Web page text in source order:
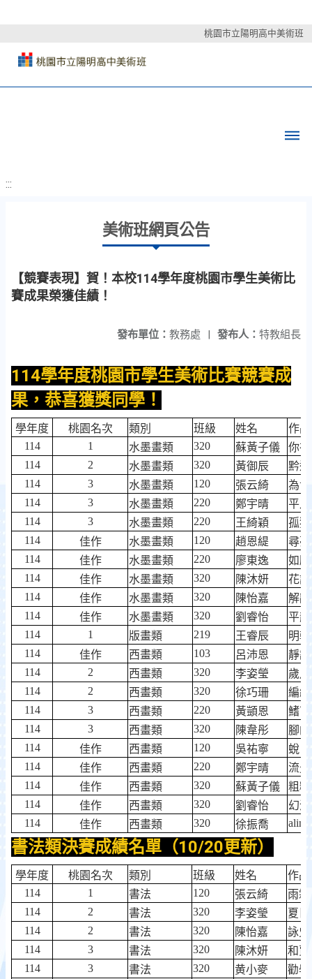
桃園市立陽明高中美術班
:::
美術班網頁公告
【競賽表現】賀！本校114學年度桃園市學生美術比
賽成果榮獲佳績！
發布人： 特教組長
發布單位： 教務處 |
114學年度桃園市學生美術比賽競賽成
果，恭喜獲獎同學！
學年度 桃園名次 類別 班級 姓名
作
114
1 水墨畫類 320 蘇黃子儀
你
114
2 水墨畫類 320 黃御辰
黔途
114
3 水墨畫類 120 張云綺
為
114
3 水墨畫類 220 鄭宇晴
平凡
114
3 水墨畫類 220 王綺穎
孤
114
佳作 水墨畫類 120 趙恩緹
尋夢
114
佳作 水墨畫類 220 廖東逸
如願
114
佳作 水墨畫類 320 陳沐妍
花語
114
佳作 水墨畫類 320 陳怡嘉
解離
114
佳作 水墨畫類 320 劉睿怡
平靜
114
1 版畫類 219 王睿辰
明
114
佳作 西畫類 103 呂沛恩
靜
114
2 西畫類 320 李姿瑩
歲
114
2 西畫類 320 徐巧珊
編
114
3 西畫類 220 黃顗恩
鰭
114
3 西畫類 320 陳韋彤
腳
114
佳作 西畫類 120 吳祐寧
蛻
114
佳作 西畫類 220 鄭宇晴
流
114
佳作 西畫類 320 蘇黃子儀
粗
114
佳作 西畫類 320 劉睿怡
幻
114
佳作 西畫類 320 徐振喬
書法類決賽成績名單（10/20更新）
學年度 桃園名次 類別 班級 姓名
作
114
1 書法 120 張云綺
雨
114
2 書法 320 李姿瑩
夏
114
2 書法 320 陳怡嘉
詠史
114
3 書法 320 陳沐妍
和
114
3 書法 320 黄小麥
勸學